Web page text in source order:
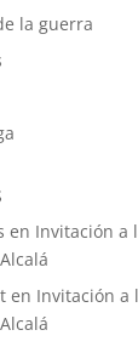
la guerra
en Invitación a
en Invitación a